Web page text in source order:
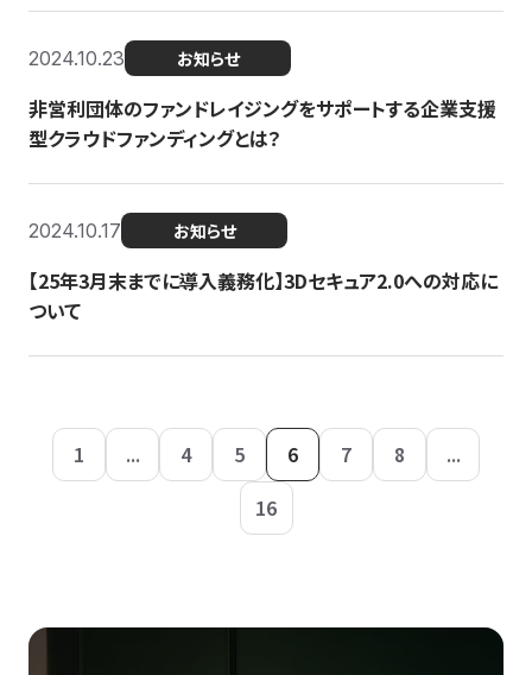
2024.10.23 お知らせ
非営利団体のファンドレイジングをサポートする企業支援
型クラウドファンディングとは？
2024.10.17 お知らせ
【25年3月末までに導入義務化】3Dセキュア2.0への対応に
ついて
1 ... 4 5 6 7 8
...
16